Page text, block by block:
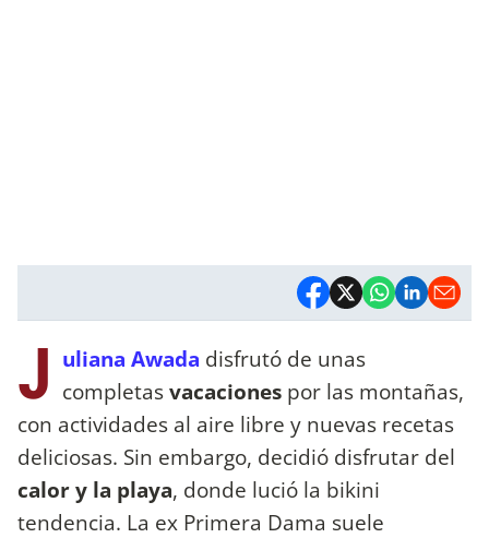
J uliana Awada disfrutó de unas
completasvacaciones por las montañas,
con actividades al aire libre y nuevas recetas
deliciosas. Sin embargo, decidió disfrutar del
calor y la playa, donde lució la bikini
tendencia. La ex Primera Dama suele